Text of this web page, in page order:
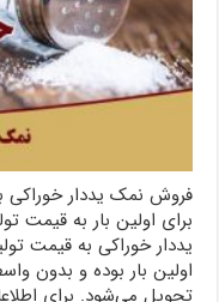
برای اولین بار به
یددار خوراکی به قیمت
اولین بار بوده و بدون
تحویل می‌شود. برای